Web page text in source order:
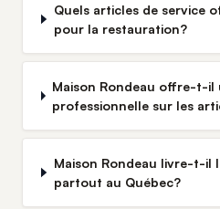
Quels articles de service
pour la restauration?
Maison Rondeau offre-t-il
professionnelle sur les
Maison Rondeau livre-t-il
partout au Québec?